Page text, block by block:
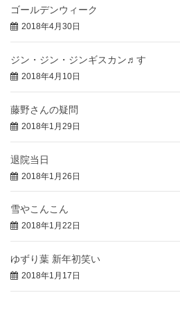
ゴールデンウィーク
2018年4月30日
ジン・ジン・ジンギスカン♬す
2018年4月10日
藤野さんの疑問
2018年1月29日
退院当日
2018年1月26日
雪やこんこん
2018年1月22日
ゆずり葉 新年初笑い
2018年1月17日